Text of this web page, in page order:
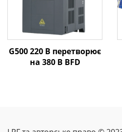
G500 220 В перетворює
на 380 В ВFD